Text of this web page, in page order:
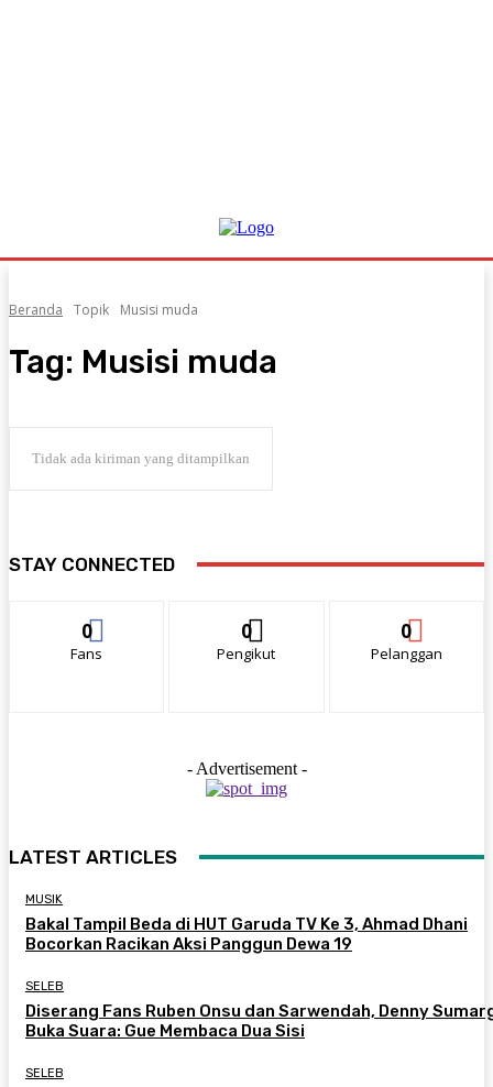
Beranda Topik Musisi muda
Tag: Musisi muda
Tidak ada kiriman yang ditampilkan
STAY CONNECTED
0
Fans
0
Pengikut
0
Pelanggan
- Advertisement -
LATEST ARTICLES
MUSIK
Bakal Tampil Beda di HUT Garuda TV Ke 3, Ahmad Dhani
Bocorkan Racikan Aksi Panggun Dewa 19
SELEB
Diserang Fans Ruben Onsu dan Sarwendah, Denny
Buka Suara: Gue Membaca Dua Sisi
SELEB